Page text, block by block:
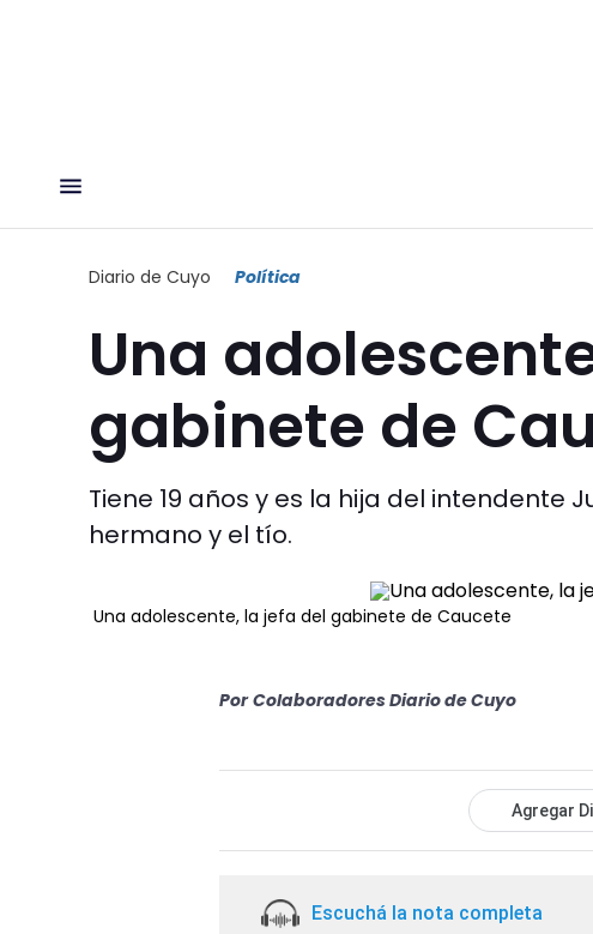
Diario de Cuyo Política
Una
gabinete de
Tiene 19 años y es la hija del intendente
hermano y el tío.
Una adolescente, la jefa del gabinete de Caucete
Por Colaboradores Diario de Cuyo
Agregar
Escuchá la nota completa